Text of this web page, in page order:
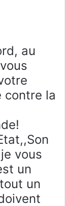
au
contre la
vous
un
un